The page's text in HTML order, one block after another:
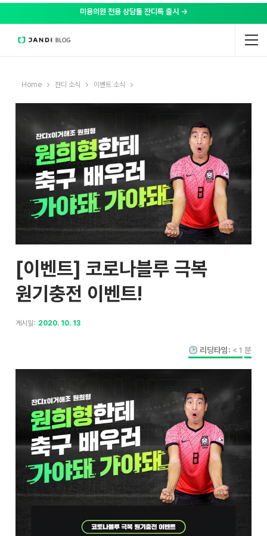
미용의원 전용 상담툴 잔디톡 출시 →
Home 잔디 소식 이벤트 소식
[이벤트] 코로나블루 극복
원기충전 이벤트!
게시일: 2020. 10. 13
리딩타임: < 1 분